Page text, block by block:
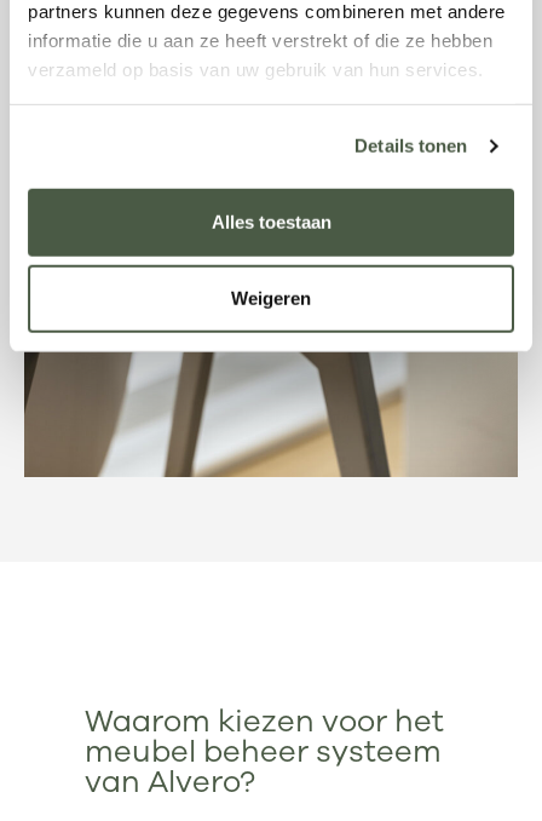
partners kunnen deze gegevens combineren met andere
informatie die u aan ze heeft verstrekt of die ze hebben
verzameld op basis van uw gebruik van hun services.
Details tonen
Alles toestaan
Weigeren
Waarom kiezen voor het
meubel beheer systeem
van Alvero?